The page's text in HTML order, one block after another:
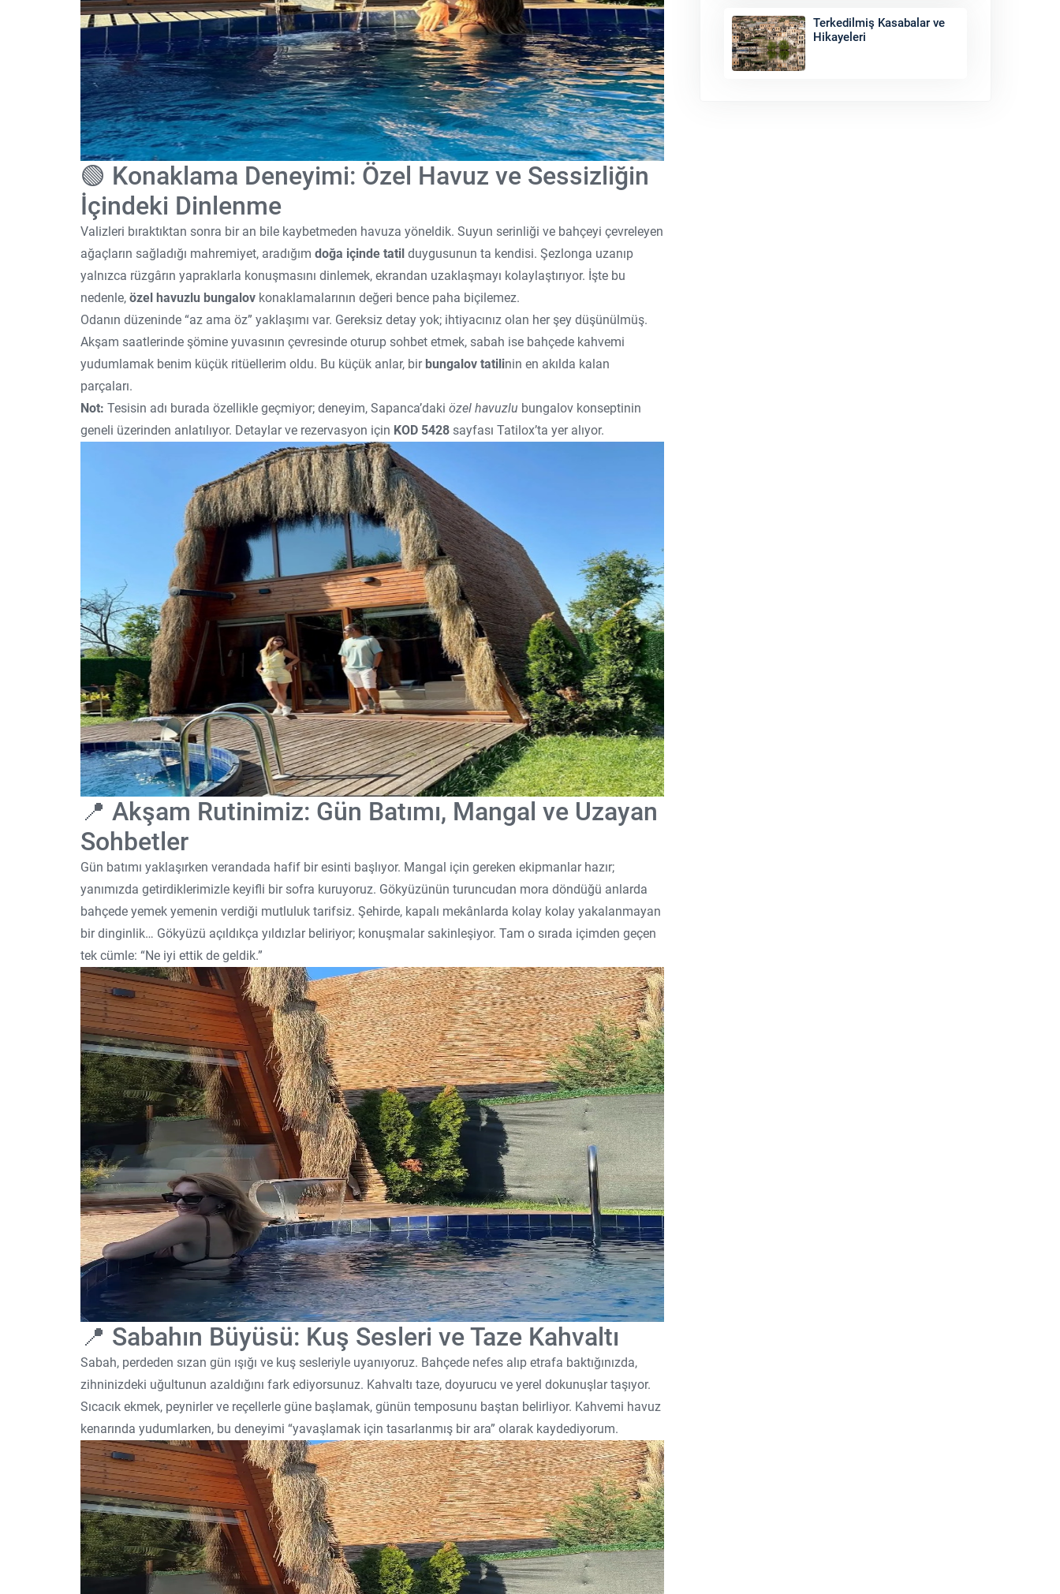
🟢 Konaklama Deneyimi: Özel Havuz ve Sessizliğin
İçindeki Dinlenme
Valizleri bıraktıktan sonra bir an bile kaybetmeden havuza yöneldik. Suyun serinliği ve bahçeyi çevreleyen
ağaçların sağladığı mahremiyet, aradığım doğa içinde tatil duygusunun ta kendisi. Şezlonga uzanıp
yalnızca rüzgârın yapraklarla konuşmasını dinlemek, ekrandan uzaklaşmayı kolaylaştırıyor. İşte bu
nedenle, özel havuzlu bungalov konaklamalarının değeri bence paha biçilemez.
Odanın düzeninde “az ama öz” yaklaşımı var. Gereksiz detay yok; ihtiyacınız olan her şey düşünülmüş.
Akşam saatlerinde şömine yuvasının çevresinde oturup sohbet etmek, sabah ise bahçede kahvemi
yudumlamak benim küçük ritüellerim oldu. Bu küçük anlar, bir bungalov tatilinin en akılda kalan
parçaları.
Not: Tesisin adı burada özellikle geçmiyor; deneyim, Sapanca’daki özel havuzlu bungalov konseptinin
geneli üzerinden anlatılıyor. Detaylar ve rezervasyon için KOD 5428 sayfası Tatilox’ta yer alıyor.
📍 Akşam Rutinimiz: Gün Batımı, Mangal ve Uzayan
Sohbetler
Gün batımı yaklaşırken verandada hafif bir esinti başlıyor. Mangal için gereken ekipmanlar hazır;
yanımızda getirdiklerimizle keyifli bir sofra kuruyoruz. Gökyüzünün turuncudan mora döndüğü anlarda
bahçede yemek yemenin verdiği mutluluk tarifsiz. Şehirde, kapalı mekânlarda kolay kolay yakalanmayan
bir dinginlik… Gökyüzü açıldıkça yıldızlar beliriyor; konuşmalar sakinleşiyor. Tam o sırada içimden geçen
tek cümle: “Ne iyi ettik de geldik.”
📍 Sabahın Büyüsü: Kuş Sesleri ve Taze Kahvaltı
Sabah, perdeden sızan gün ışığı ve kuş sesleriyle uyanıyoruz. Bahçede nefes alıp etrafa baktığınızda,
zihninizdeki uğultunun azaldığını fark ediyorsunuz. Kahvaltı taze, doyurucu ve yerel dokunuşlar taşıyor.
Sıcacık ekmek, peynirler ve reçellerle güne başlamak, günün temposunu baştan belirliyor. Kahvemi havuz
kenarında yudumlarken, bu deneyimi “yavaşlamak için tasarlanmış bir ara” olarak kaydediyorum.
Terkedilmiş Kasabalar ve
Hikayeleri